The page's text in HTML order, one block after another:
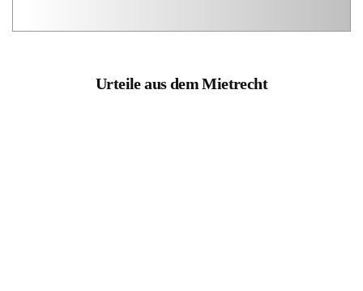
Urteile aus dem Mietrecht